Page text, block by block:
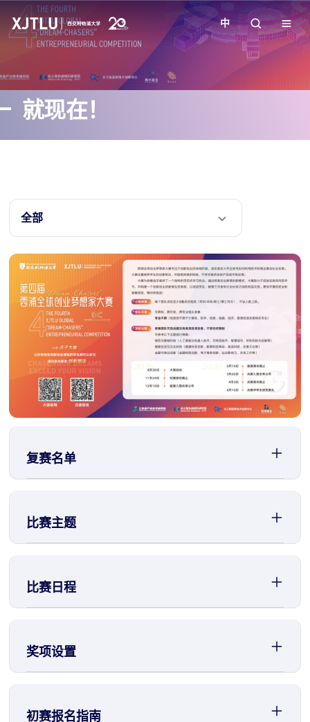
教学
招生
学院
校园生活
关于我们
中
就现在！
全部
复赛名单
比赛主题
比赛日程
奖项设置
初赛报名指南